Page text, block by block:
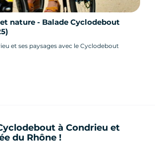
nature - Balade Cyclodebout
et ses paysages avec le Cyclodebout
à Condrieu et
du Rhône !